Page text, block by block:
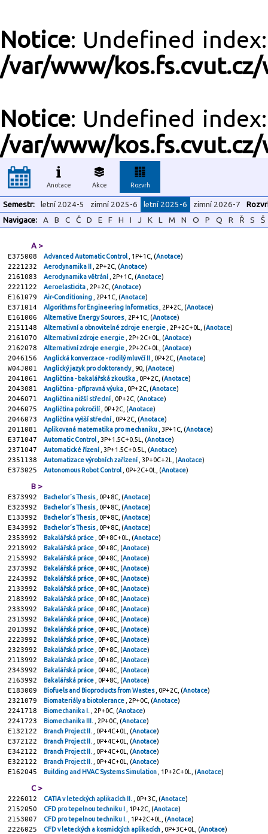
Notice: Undefined index:
/var/www/
Notice: Undefined index:
/var/www/
Anotace Akce Rozvrh
Semestr: letní 2024-5 zimní 2025-6 letní 2025-6 zimní 2026-7
Navigace:
A B C Č D E F H I J K L M N O P Q R Ř S Š
A >
E375008 Advanced Automatic Control , 1P+1C, (Anotace)
2221232 Aerodynamika II , 2P+2C, (Anotace)
2161083 Aerodynamika větrání , 2P+1C, (Anotace)
2221122 Aeroelasticita , 2P+2C, (Anotace)
E161079 Air-Conditioning , 2P+1C, (Anotace)
E371014 Algorithms for Engineering Informatics , 2P+2C, (Anotace)
E161006 Alternative Energy Sources , 2P+1C, (Anotace)
2151148 Alternativní a obnovitelné zdroje energie , 2P+2C+0L, (Anotace)
2161070 Alternativní zdroje energie , 2P+2C+0L, (Anotace)
2162078 Alternativní zdroje energie , 2P+2C+0L, (Anotace)
2046156 Anglická konverzace - rodilý mluvčí II , 0P+2C, (Anotace)
W04J001 Anglický jazyk pro doktorandy , 90, (Anotace)
2041061 Angličtina - bakalářská zkouška , 0P+2C, (Anotace)
2043081 Angličtina - přípravná výuka , 0P+2C, (Anotace)
2046071 Angličtina nižší střední , 0P+2C, (Anotace)
2046075 Angličtina pokročilí , 0P+2C, (Anotace)
2046073 Angličtina vyšší střední , 0P+2C, (Anotace)
2011081 Aplikovaná matematika pro mechaniku , 3P+1C, (Anotace)
E371047 Automatic Control , 3P+1.5C+0.5L, (Anotace)
2371047 Automatické řízení , 3P+1.5C+0.5L, (Anotace)
2351138 Automatizace výrobních zařízení , 3P+0C+2L, (Anotace)
E373025 Autonomous Robot Control , 0P+2C+0L, (Anotace)
B >
E373992 Bachelor´s Thesis , 0P+8C, (Anotace)
E323992 Bachelor´s Thesis , 0P+8C, (Anotace)
E133992 Bachelor´s Thesis , 0P+8C, (Anotace)
E343992 Bachelor´s Thesis , 0P+8C, (Anotace)
2353992 Bakalářská práce , 0P+8C+0L, (Anotace)
2213992 Bakalářská práce , 0P+8C, (Anotace)
2153992 Bakalářská práce , 0P+8C, (Anotace)
2373992 Bakalářská práce , 0P+8C, (Anotace)
2243992 Bakalářská práce , 0P+8C, (Anotace)
2133992 Bakalářská práce , 0P+8C, (Anotace)
2183992 Bakalářská práce , 0P+8C, (Anotace)
2333992 Bakalářská práce , 0P+8C, (Anotace)
2313992 Bakalářská práce , 0P+8C, (Anotace)
2013992 Bakalářská práce , 0P+8C, (Anotace)
2223992 Bakalářská práce , 0P+8C, (Anotace)
2323992 Bakalářská práce , 0P+8C, (Anotace)
2113992 Bakalářská práce , 0P+8C, (Anotace)
2343992 Bakalářská práce , 0P+8C, (Anotace)
2163992 Bakalářská práce , 0P+8C, (Anotace)
E183009 Biofuels and Bioproducts from Wastes , 0P+2C, (Anotace)
2321079 Biomateriály a biotolerance , 2P+0C, (Anotace)
2241718 Biomechanika I. , 2P+0C, (Anotace)
2241723 Biomechanika III. , 2P+0C, (Anotace)
E132122 Branch Project II. , 0P+4C+0L, (Anotace)
E372122 Branch Project II. , 0P+4C+0L, (Anotace)
E342122 Branch Project II. , 0P+4C+0L, (Anotace)
E322122 Branch Project II. , 0P+4C+0L, (Anotace)
E162045 Building and HVAC Systems Simulation , 1P+2C+0L, (Anotace)
C >
2226012 CATIA v leteckých aplikacích II. , 0P+3C, (Anotace)
2152050 CFD pro tepelnou techniku I , 1P+2C, (Anotace)
2153007 CFD pro tepelnou techniku I. , 1P+2C+0L, (Anotace)
2226025 CFD v leteckých a kosmických aplikacích , 0P+3C+0L, (Anotace)